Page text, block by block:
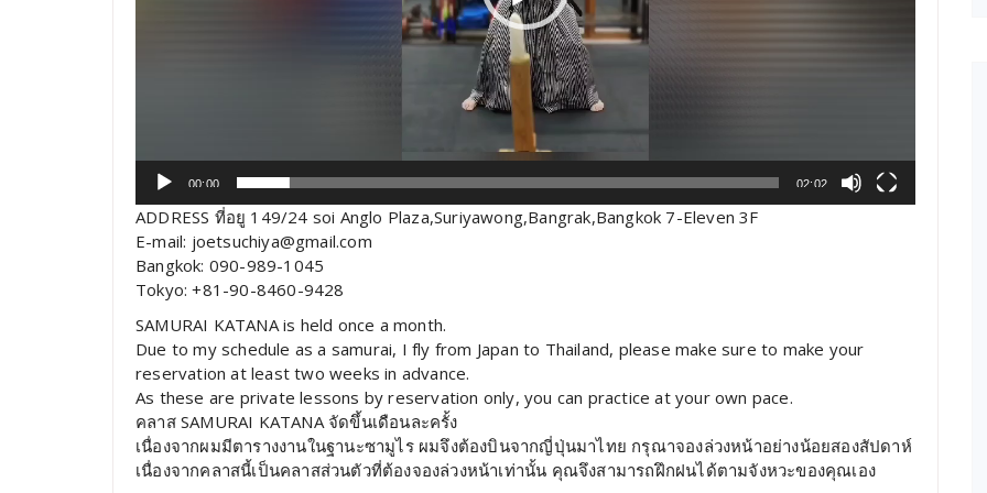
00:00 02:02
ADDRESS ที่อยู 149/24 soi Anglo Plaza,Suriyawong,Bangrak,Bangkok 7-Eleven 3F
E-mail: joetsuchiya@gmail.com
Bangkok: 090-989-1045
Tokyo: +81-90-8460-9428
SAMURAI KATANA is held once a month.
Due to my schedule as a samurai, I fly from Japan to Thailand, please make sure to make your
reservation at least two weeks in advance.
As these are private lessons by reservation only, you can practice at your own pace.
คลาส SAMURAI KATANA จัดขึ้นเดือนละครั้ง
เนื่องจากผมมีตารางงานในฐานะซามูไร ผมจึงต้องบินจากญี่ปุ่นมาไทย กรุณาจองล่วงหน้าอย่างน้อยสองสัปดาห์
เนื่องจากคลาสนี้เป็นคลาสส่วนตัวที่ต้องจองล่วงหน้าเท่านั้น คุณจึงสามารถฝึกฝนได้ตามจังหวะของคุณเอง